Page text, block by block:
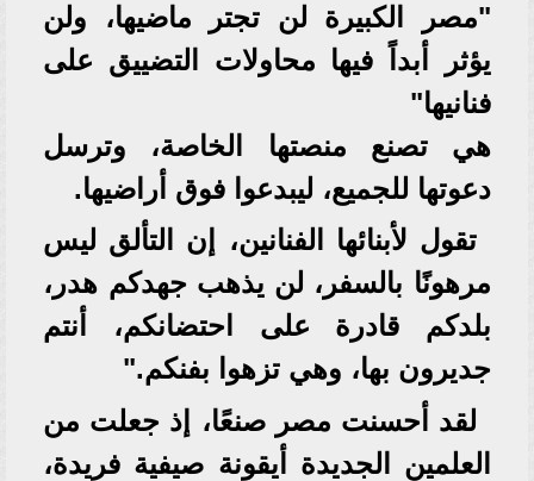
"مصر الكبيرة لن تجتر ماضيها، ولن
يؤثر أبداً فيها محاولات التضييق على
فنانيها"
هي تصنع منصتها الخاصة، وترسل
دعوتها للجميع، ليبدعوا فوق أراضيها.
تقول لأبنائها الفنانين، إن التألق ليس
مرهونًا بالسفر، لن يذهب جهدكم هدر،
بلدكم قادرة على احتضانكم، أنتم
جديرون بها، وهي تزهوا بفنكم."
لقد أحسنت مصر صنعًا، إذ جعلت من
العلمين الجديدة أيقونة صيفية فريدة،